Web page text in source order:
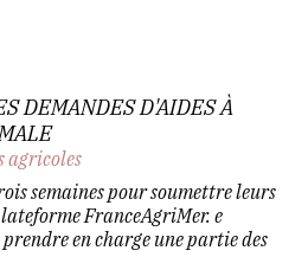
DEMANDES D'AIDES À
agricoles
semaines pour soumettre leurs
FranceAgriMer. e
en charge une partie des